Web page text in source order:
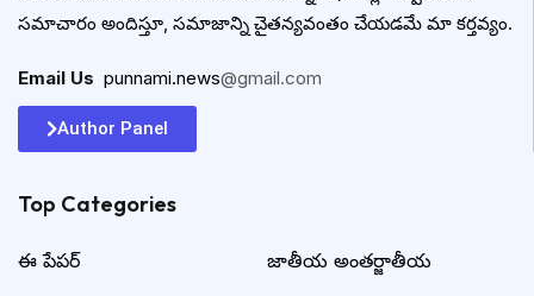
సమాచారం అందిస్తూ, సమాజాన్ని చైతన్యవంతం చేయడమే మా కర్తవ్యం.
Email Us punnami.news@gmail.com
Author Panel
Top Categories​
ఈ పేపర్ జాతీయ అంతర్జాతీయ